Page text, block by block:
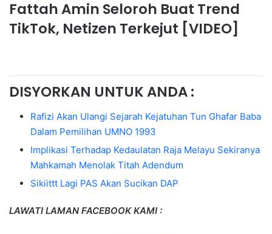
Fattah Amin Seloroh Buat Trend
TikTok, Netizen Terkejut [VIDEO]
DISYORKAN UNTUK ANDA :
Rafizi Akan Ulangi Sejarah Kejatuhan Tun Ghafar Baba
Dalam Pemilihan UMNO 1993
Implikasi Terhadap Kedaulatan Raja Melayu Sekiranya
Mahkamah Menolak Titah Adendum
Sikiittt Lagi PAS Akan Sucikan DAP
LAWATI LAMAN FACEBOOK KAMI :